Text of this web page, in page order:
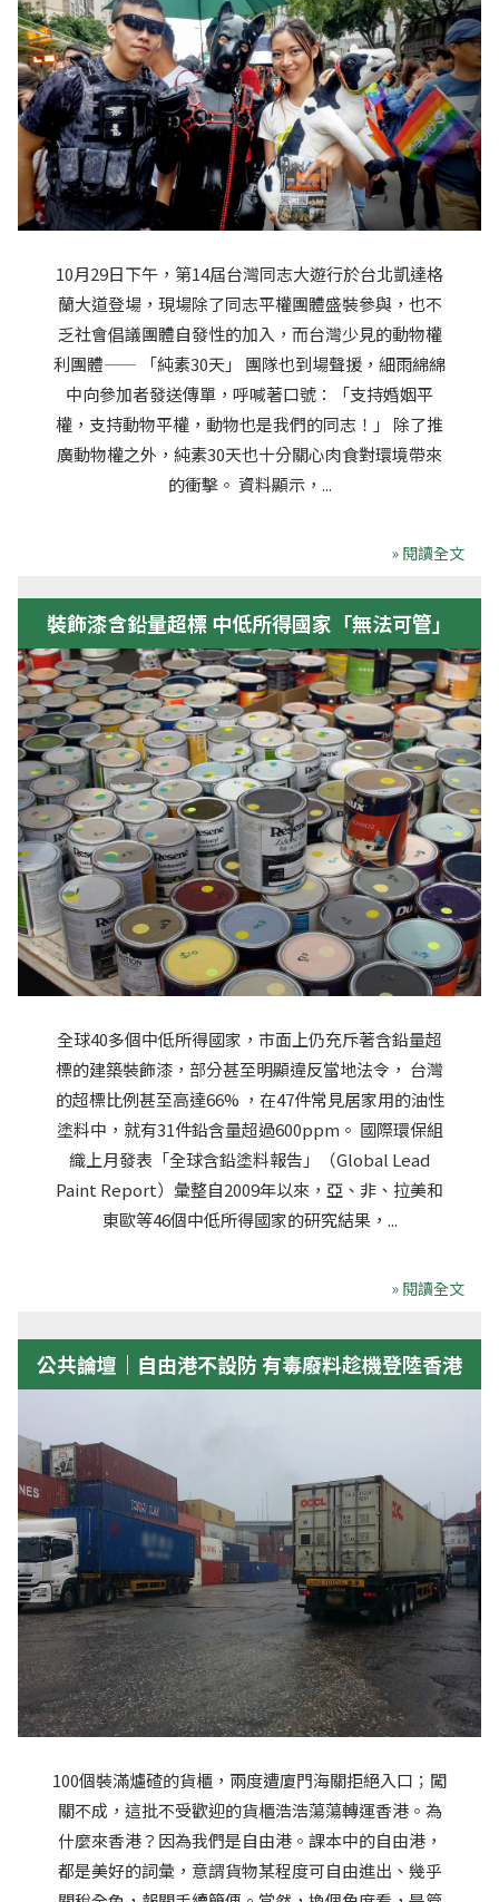
10月29日下午，第14屆台灣同志大遊行於台北凱達格
蘭大道登場，現場除了同志平權團體盛裝參與，也不
乏社會倡議團體自發性的加入，而台灣少見的動物權
利團體—— 「純素30天」 團隊也到場聲援，細雨綿綿
中向參加者發送傳單，呼喊著口號：「支持婚姻平
權，支持動物平權，動物也是我們的同志！」 除了推
廣動物權之外，純素30天也十分關心肉食對環境帶來
的衝擊。 資料顯示，...
» 閱讀全文
裝飾漆含鉛量超標 中低所得國家「無法可管」
全球40多個中低所得國家，市面上仍充斥著含鉛量超
標的建築裝飾漆，部分甚至明顯違反當地法令， 台灣
的超標比例甚至高達66% ，在47件常見居家用的油性
塗料中，就有31件鉛含量超過600ppm。 國際環保組
織上月發表「全球含鉛塗料報告」（Global Lead
Paint Report）彙整自2009年以來，亞、非、拉美和
東歐等46個中低所得國家的研究結果，...
» 閱讀全文
公共論壇｜自由港不設防 有毒廢料趁機登陸香港
100個裝滿爐碴的貨櫃，兩度遭廈門海關拒絕入口；闖
關不成，這批不受歡迎的貨櫃浩浩蕩蕩轉運香港。為
什麼來香港？因為我們是自由港。課本中的自由港，
都是美好的詞彙，意謂貨物某程度可自由進出、幾乎